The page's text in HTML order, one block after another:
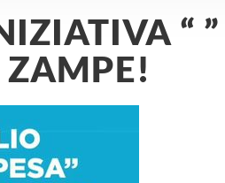
“ ”